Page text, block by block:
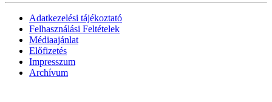
Adatkezelési tájékoztató
Felhasználási Feltételek
Médiaajánlat
Előfizetés
Impresszum
Archívum